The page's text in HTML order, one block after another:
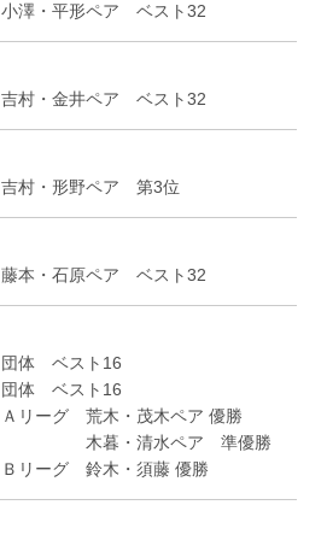
小澤・平形ペア ベスト32
吉村・金井ペア ベスト32
吉村・形野ペア 第3位
藤本・石原ペア ベスト32
団体 ベスト16
団体 ベスト16
Ａリーグ 荒木・茂木ペア 優勝
木暮・清水ペア 準優勝
Ｂリーグ 鈴木・須藤 優勝